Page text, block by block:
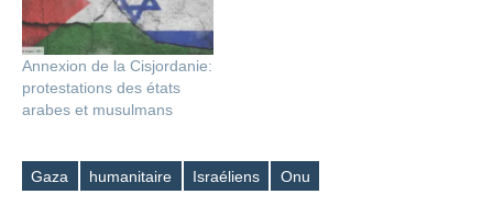
Annexion de la Cisjordanie:
protestations des états
arabes et musulmans
Étiquettes
Gaza humanitaire Israéliens Onu